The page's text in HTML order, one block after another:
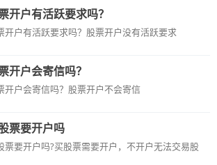
咨询证券公司。
开户有活跃要求吗？
开户有活跃要求吗？股票开户没有活跃要求
开户会寄信吗？
开户会寄信吗？股票开户不会寄信
票要开户吗
票要开户吗?买股票需要开户，不开户无法交易股